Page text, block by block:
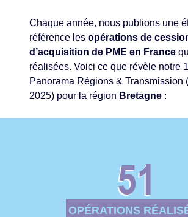
Chaque année, nous publions une
référence les opérations de
d’acquisition de PME en France
réalisées. Voici ce que révèle notre
Panorama Régions & Transmission
2025) pour la région Bretagne :
51
OPÉRATIONS